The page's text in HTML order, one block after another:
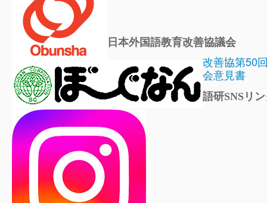
日本外国語教育改善協議会
改善協第50
会意見書
語研SNSリ